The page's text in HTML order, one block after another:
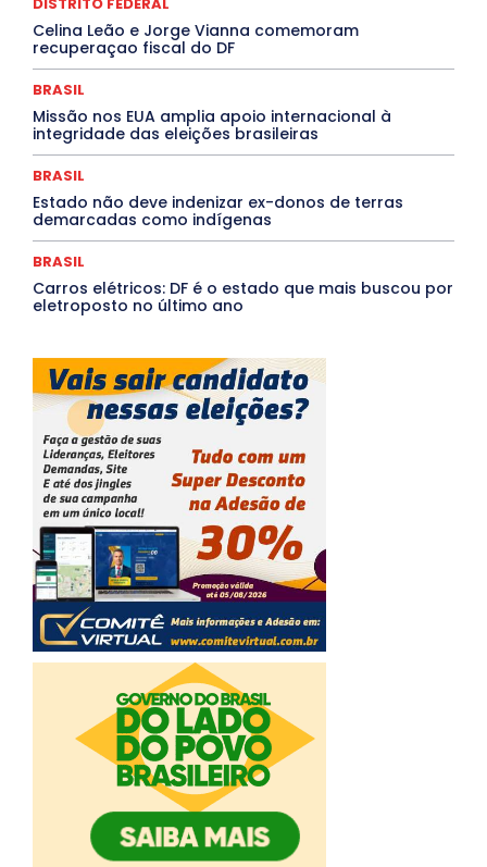
Rio de Janeiro
Santa Catarina
São Paulo SARAMPO
Saúde Agora
TÁ FROID?
TEATRO TECNOLOGIA
TIC TAC
Mais
Celina Leão e Jorge Vianna comemoram
recuperaçao fiscal do DF
BRASIL
Missão nos EUA amplia apoio internacional à
integridade das eleições brasileiras
BRASIL
Estado não deve indenizar ex-donos de terras
demarcadas como indígenas
BRASIL
Carros elétricos: DF é o estado que mais buscou por
eletroposto no último ano